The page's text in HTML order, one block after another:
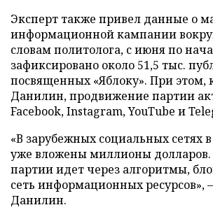
Эксперт также привел данные о
информационной кампании
словам политолога, с июня по
зафиксировано около 51,5 тыс.
посвященных «Яблоку». При этом,
Данилин, продвижение партии
Facebook, Instagram, YouTube и
«В зарубежных социальных сетях
уже вложены миллионы
партии идет через алгоритмы,
сеть информационных ресурсов»,
Данилин.